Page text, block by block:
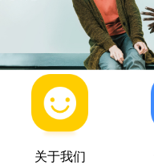
关于我们